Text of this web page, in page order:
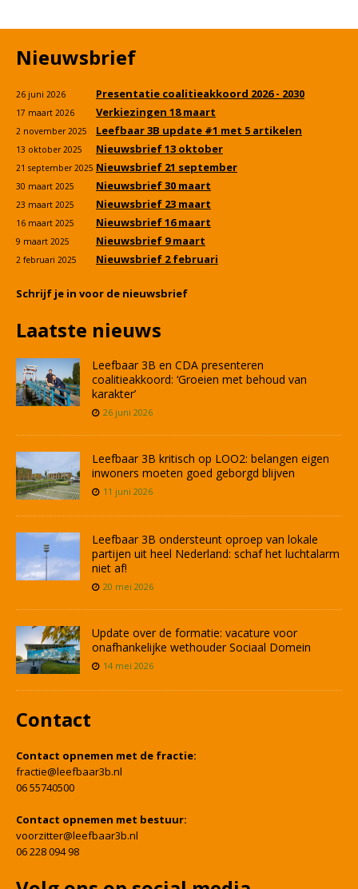
Nieuwsbrief
26 juni 2026 Presentatie coalitieakkoord 2026 - 2030
17 maart 2026 Verkiezingen 18 maart
2 november 2025 Leefbaar 3B update #1 met 5 artikelen
13 oktober 2025 Nieuwsbrief 13 oktober
21 september 2025 Nieuwsbrief 21 september
30 maart 2025 Nieuwsbrief 30 maart
23 maart 2025 Nieuwsbrief 23 maart
16 maart 2025 Nieuwsbrief 16 maart
9 maart 2025 Nieuwsbrief 9 maart
2 februari 2025 Nieuwsbrief 2 februari
Schrijf je in voor de nieuwsbrief
Laatste nieuws
Leefbaar 3B en CDA presenteren
coalitieakkoord: ‘Groeien met behoud van
karakter’
26 juni 2026
Leefbaar 3B kritisch op LOO2: belangen eigen
inwoners moeten goed geborgd blijven
11 juni 2026
Leefbaar 3B ondersteunt oproep van lokale
partijen uit heel Nederland: schaf het luchtalarm
niet af!
20 mei 2026
Update over de formatie: vacature voor
onafhankelijke wethouder Sociaal Domein
14 mei 2026
Contact
Contact opnemen met de fractie:
fractie@leefbaar3b.nl
06 55740500
Contact opnemen met bestuur:
voorzitter@leefbaar3b.nl
06 228 094 98